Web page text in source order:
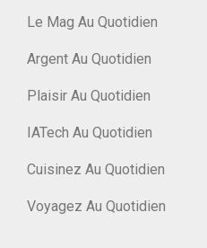
Le Mag Au Quotidien
Argent Au Quotidien
Plaisir Au Quotidien
IATech Au Quotidien
Cuisinez Au Quotidien
Voyagez Au Quotidien